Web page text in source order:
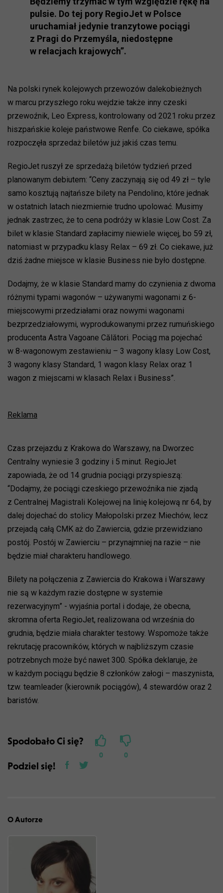
pulsie. Do tej pory RegioJet w Polsce
uruchamiał jedynie tranzytowe pociągi
z Pragi do Przemyśla, niedostępne
w relacjach krajowych”.
Na polski rynek kolejowych przewozów dalekobieżnych
w marcu przyszłego roku wejdzie także inny czeski
przewoźnik, Leo Express, kontrolowany od 2021 roku przez
hiszpańskie koleje państwowe Renfe. Co ciekawe, spółka
rozpoczęła sprzedaż biletów już jakiś czas temu.
RegioJet ruszył ze sprzedażą biletów tydzień przed
planowanym debiutem: “Ceny zaczynają się od 49 zł – tyle
samo kosztują najtańsze bilety na Pendolino, które jednak
w ostatnich latach niezmiernie trudno upolować. Musimy
jednak zastrzec, że to cena podróży w klasie Low Cost. Za
bilet w klasie Standard zapłacimy niewiele więcej, bo 59 zł,
natomiast w przypadku klasy Relax – 69 zł. Co ciekawe, już
dziś żadne miejsce w klasie Business nie było dostępne.
Dodajmy, że w klasie Standard mamy do czynienia z dwoma
różnymi typami wagonów – używanymi wagonami z 6-
miejscowymi przedziałami oraz nowymi wagonami
bezprzedziałowymi, wyprodukowanymi przez rumuńskiego
producenta Astra Vagoane Călători. Pociąg ma pojechać
w 8-wagonowym zestawieniu – 3 wagony klasy Low Cost,
3 wagony klasy Standard, 1 wagon klasy Relax oraz 1
wagon z miejscami w klasach Relax i Business”.
Reklama
Czas przejazdu z Krakowa do Warszawy, na Dworzec
Centralny wyniesie 3 godziny i 5 minut. RegioJet
zapowiada, że od 14 grudnia pociągi przyspieszą:
“Dodajmy, że pociągi czeskiego przewoźnika nie zjadą
z Centralnej Magistrali Kolejowej na linię kolejową nr 64, by
dalej dojechać do stolicy Małopolski przez Miechów, lecz
przejadą całą CMK aż do Zawiercia, gdzie przewidziano
postój. Postój w Zawierciu – przynajmniej na razie – nie
będzie miał charakteru handlowego.
Bilety na połączenia z Zawiercia do Krakowa i Warszawy
nie są w każdym razie dostępne w systemie
rezerwacyjnym” - wyjaśnia portal i dodaje, że obecna,
skromna oferta RegioJet, realizowana od września do
grudnia, będzie miała charakter testowy. Wspomoże także
rekrutację pracowników, których w najbliższym czasie
potrzebnych może być nawet 300. Spółka deklaruje, że
w każdym pociągu będzie 8 członków załogi – maszynista,
tzw. teamleader (kierownik pociągów), 4 stewardów oraz 2
baristów.
Spodobało Ci się?
0 0
Podziel się!
O Autorze